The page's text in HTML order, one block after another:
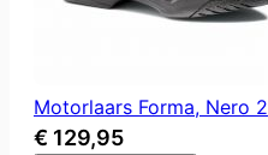
Motorlaars Forma, Nero 2
€ 129,95